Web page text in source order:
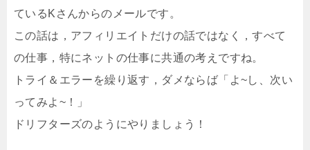
ているKさんからのメールです。
この話は，アフィリエイトだけの話ではなく，すべて
の仕事，特にネットの仕事に共通の考えですね。
トライ＆エラーを繰り返す，ダメならば「よ~し、次い
ってみよ~！」
ドリフターズのようにやりましょう！